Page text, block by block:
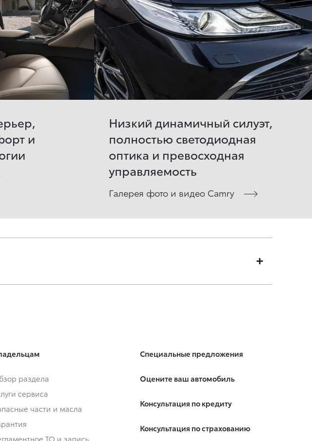
и
Низкий динамичный силуэт,
полностью светодиодная
оптика и превосходная
управляемость
Галерея фото и видео Camry
раздела
сервиса
части и масла
ТО и запись
Специальные предложения
Оцените ваш автомобиль
Консультация по кредиту
Консультация по страхованию